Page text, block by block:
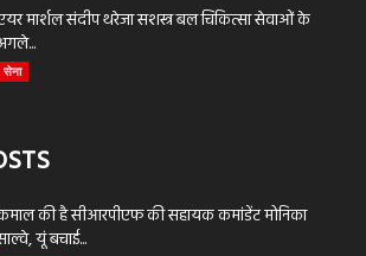
मार्शल संदीप थरेजा सशस्त्र बल चिकित्सा सेवाओं के
सेना
की है सीआरपीएफ की सहायक कमांडेंट मोनिका
यूं बचाई...